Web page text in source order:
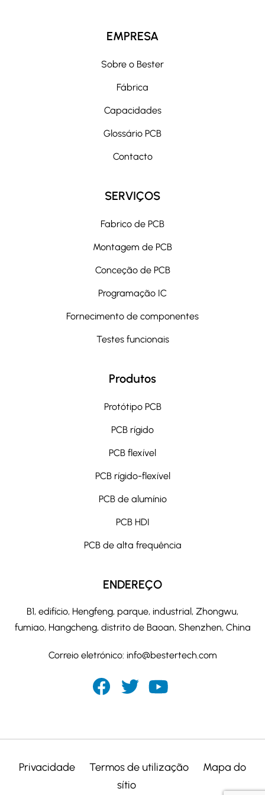
EMPRESA
Sobre o Bester
Fábrica
Capacidades
Glossário PCB
Contacto
SERVIÇOS
Fabrico de PCB
Montagem de PCB
Conceção de PCB
Programação IC
Fornecimento de componentes
Testes funcionais
Produtos
Protótipo PCB
PCB rígido
PCB flexível
PCB rígido-flexível
PCB de alumínio
PCB HDI
PCB de alta frequência
ENDEREÇO
B1, edifício, Hengfeng, parque, industrial, Zhongwu,
fumiao, Hangcheng, distrito de Baoan, Shenzhen, China
Correio eletrónico: info@bestertech.com
Privacidade Termos de utilização
Mapa do
sítio